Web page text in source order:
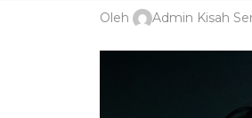
Oleh Admin Kisah